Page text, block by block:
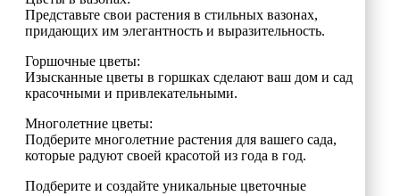
Представьте свои растения в стильных вазонах,
придающих им элегантность и выразительность.
Горшочные цветы:
Изысканные цветы в горшках сделают ваш дом и сад
красочными и привлекательными.
Многолетние цветы:
Подберите многолетние растения для вашего сада,
которые радуют своей красотой из года в год.
Подберите и создайте уникальные цветочные